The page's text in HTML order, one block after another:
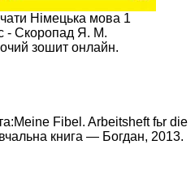
Німецька мова 1
- Скоропад Я. М.
зошит онлайн.
Fibel. Arbeitsheft fьr die
книга — Богдан, 2013.